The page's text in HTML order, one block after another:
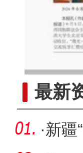
最新
·新疆